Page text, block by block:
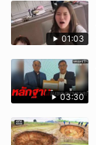
01:03
03:30